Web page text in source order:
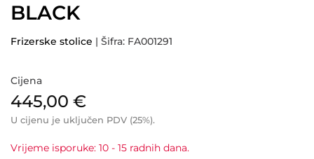
BLACK
Frizerske stolice | Šifra: FA001291
Cijena
445,00 €
U cijenu je uključen PDV (25%).
Vrijeme isporuke: 10 - 15 radnih dana.